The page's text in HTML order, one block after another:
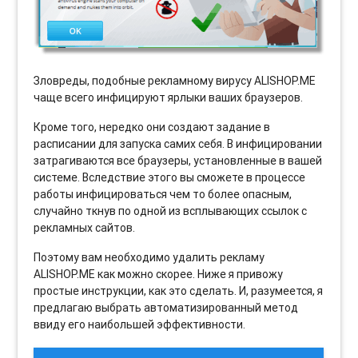
Зловреды, подобные рекламному вирусу ALISHOP.ME
чаще всего инфицируют ярлыки ваших браузеров.
Кроме того, нередко они создают задание в
расписании для запуска самих себя. В инфицировании
затрагиваются все браузеры, установленные в вашей
системе. Вследствие этого вы сможете в процессе
работы инфицироваться чем то более опасным,
случайно ткнув по одной из всплывающих ссылок с
рекламных сайтов.
Поэтому вам необходимо удалить рекламу
ALISHOP.ME как можно скорее. Ниже я привожу
простые инструкции, как это сделать. И, разумеется, я
предлагаю выбрать автоматизированный метод
ввиду его наибольшей эффективности.